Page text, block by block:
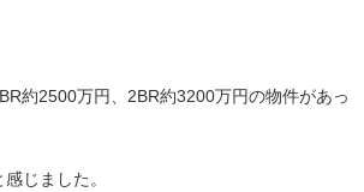
約2500万円、2BR約3200万円の物件があっ
じました。